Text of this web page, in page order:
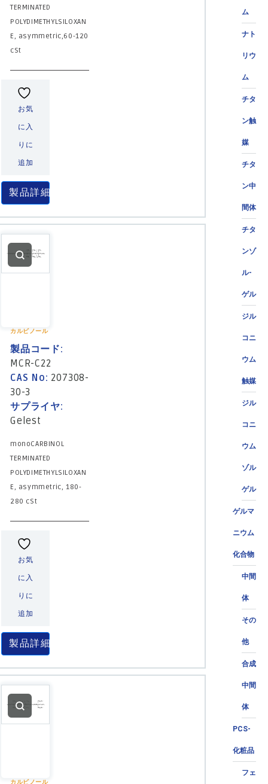
ム
ナト
リウ
ム
チタ
ン触
媒
チタ
ン中
間体
チタ
ンゾ
ル-
ゲル
ジル
コニ
ウム
触媒
ジル
コニ
ウム
ゾル
ゲル
ゲルマ
ニウム
化合物
中間
体
その
他
合成
中間
体
PCS-
化粧品
フェ
TERMINATED
POLYDIMETHYLSILOXAN
E, asymmetric,60-120
cSt
お気
に入
りに
追加
製品詳細
カルビノール
製品コード:
MCR-C22
CAS No: 207308-
30-3
サプライヤ:
Gelest
monoCARBINOL
TERMINATED
POLYDIMETHYLSILOXAN
E, asymmetric, 180-
280 cSt
お気
に入
りに
追加
製品詳細
カルビノール